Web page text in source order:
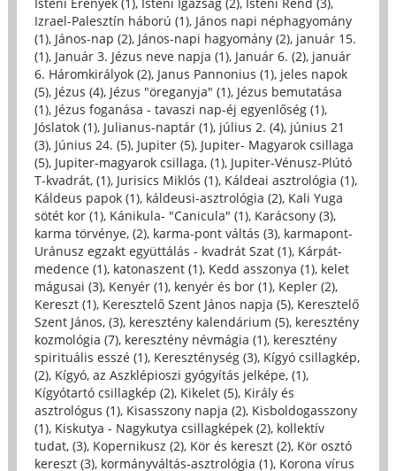
Izrael-Palesztín háború (1), János napi néphagyomány
(1), János-nap (2), János-napi hagyomány (2), január 15.
(1), Január 3. Jézus neve napja (1), Január 6. (2), január
6. Háromkirályok (2), Janus Pannonius (1), jeles napok
(5), Jézus (4), Jézus "öreganyja" (1), Jézus bemutatása
(1), Jézus foganása - tavaszi nap-éj egyenlőség (1),
Jóslatok (1), Julianus-naptár (1), július 2. (4), június 21
(3), Június 24. (5), Jupiter (5), Jupiter- Magyarok csillaga
(5), Jupiter-magyarok csillaga, (1), Jupiter-Vénusz-Plútó
T-kvadrát, (1), Jurisics Miklós (1), Káldeai asztrológia (1),
Káldeus papok (1), káldeusi-asztrológia (2), Kali Yuga
sötét kor (1), Kánikula- "Canicula" (1), Karácsony (3),
karma törvénye, (2), karma-pont váltás (3), karmapont-
Uránusz egzakt együttálás - kvadrát Szat (1), Kárpát-
medence (1), katonaszent (1), Kedd asszonya (1), kelet
mágusai (3), Kenyér (1), kenyér és bor (1), Kepler (2),
Kereszt (1), Keresztelő Szent János napja (5), Keresztelő
Szent János, (3), keresztény kalendárium (5), keresztény
kozmológia (7), keresztény névmágia (1), keresztény
spirituális esszé (1), Kereszténység (3), Kígyó csillagkép,
(2), Kígyó, az Aszklépioszi gyógyítás jelképe, (1),
Kígyótartó csillagkép (2), Kikelet (5), Király és
asztrológus (1), Kisasszony napja (2), Kisboldogasszony
(1), Kiskutya - Nagykutya csillagképek (2), kollektív
tudat, (3), Kopernikusz (2), Kör és kereszt (2), Kör osztó
kereszt (3), kormányváltás-asztrológia (1), Korona vírus